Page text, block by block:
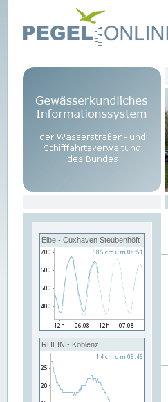
Elbe - Cuxhaven Steubenhöft
RHEIN - Koblenz